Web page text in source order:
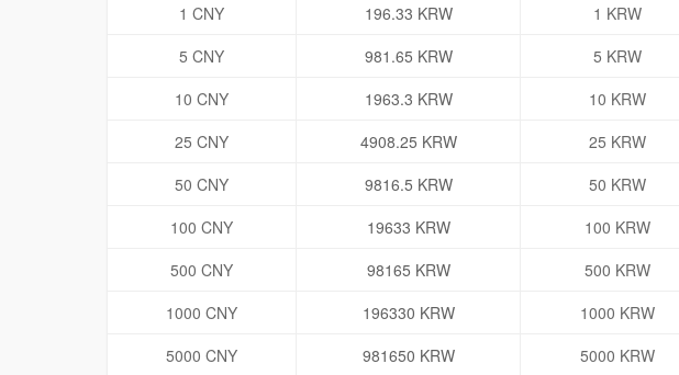
1 CNY
196.33 KRW 1 KRW
5 CNY
981.65 KRW 5 KRW
10 CNY
1963.3 KRW 10 KRW
25 CNY
4908.25 KRW 25 KRW
50 CNY
9816.5 KRW 50 KRW
100 CNY
19633 KRW 100 KRW
500 CNY
98165 KRW 500 KRW
1000 CNY
196330 KRW 1000 KRW
5000 CNY
981650 KRW 5000 KRW